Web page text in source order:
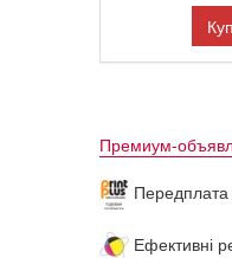
Премиум-
Ефективні